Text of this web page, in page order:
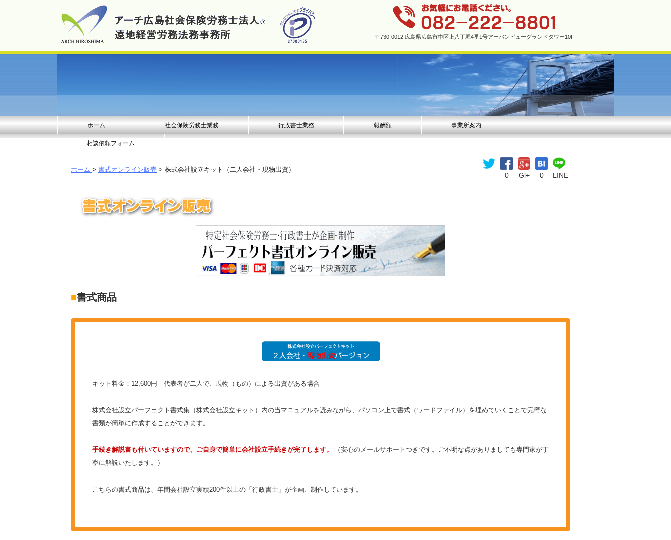
〒730-0012 広島県広島市中区上八丁堀4番1号アーバンビューグランドタワー10F
ホーム 社会保険労務士業務 行政書士業務 報酬額 事業所案内
相談依頼フォーム
ホーム > 書式オンライン販売 > 株式会社設立キット（二人会社・現物出資）
0 Gl+ 0 LINE
■書式商品
キット料金：12,600円 代表者が二人で、現物（もの）による出資がある場合
株式会社設立パーフェクト書式集（株式会社設立キット）内の当マニュアルを読みながら、パソコン上で書式（ワードファイル）を埋めていくことで完璧な
書類が簡単に作成することができます。
手続き解説書も付いていますので、ご自身で簡単に会社設立手続きが完了します。
（安心のメールサポートつきです。ご不明な点がありましても専門家が丁
寧に解説いたします。）
こちらの書式商品は、年間会社設立実績200件以上の「行政書士」が企画、制作しています。